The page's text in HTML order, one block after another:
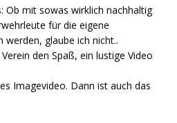
Ob mit sowas wirklich nachhaltig
für die eigene
werden, glaube ich nicht..
den Spaß, ein lustige Video
Imagevideo. Dann ist auch das